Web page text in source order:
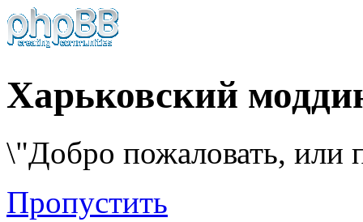
Харьковский
\"Добро пожаловать, или
Пропустить